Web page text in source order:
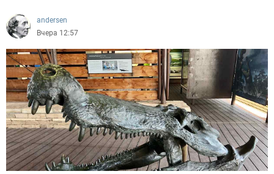
andersen
Вчера 12:57